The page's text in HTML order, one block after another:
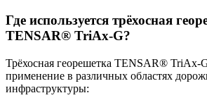
Где используется трёхосная
TENSAR® TriAx-G?
Трёхосная георешетка TENSAR® TriAx-
применение в различных областях
инфраструктуры: